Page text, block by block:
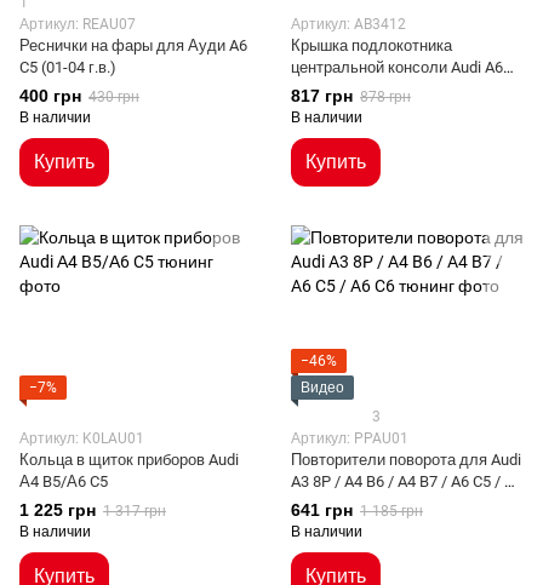
Артикул: REAU07
Реснички на фары для Ауди A6
C5 (01-04 г.в.)
400 грн 430 грн
В наличии
Купить
Артикул: AB3412
Крышка подлокотника
центральной консоли Audi A6
C5
817 грн 878 грн
В наличии
Купить
−7%
Артикул: K0LAU01
Кольца в щиток приборов Audi
А4 B5/А6 C5
1 225 грн 1 317 грн
В наличии
Купить
−46%
Видео
3
Артикул: PPAU01
Повторители поворота для Audi
A3 8P / A4 B6 / A4 B7 / A6 C5 / A6
C6
641 грн 1 185 грн
В наличии
Купить